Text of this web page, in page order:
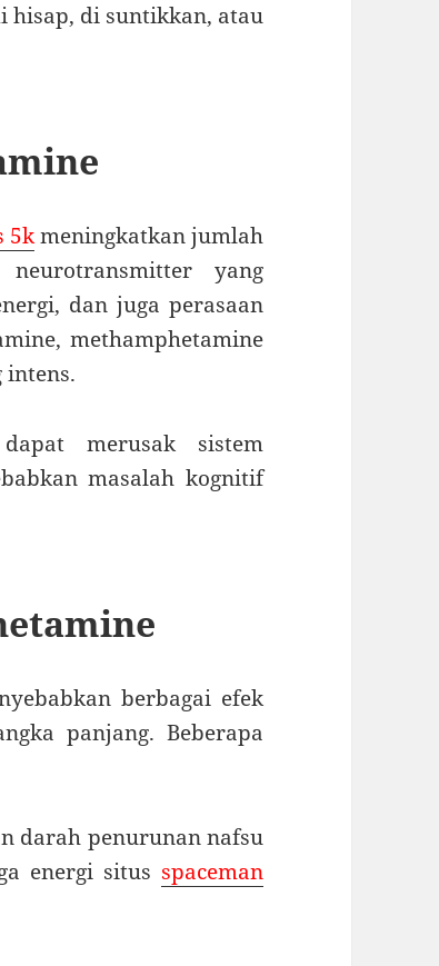
hisap, di suntikkan, atau
5kmeningkatkan jumlah
yang
dan juga perasaan
methamphetamine
intens.
merusak sistem
masalah kognitif
berbagai efek
panjang. Beberapa
darah penurunan nafsu
energi situs spaceman